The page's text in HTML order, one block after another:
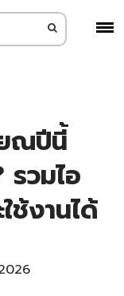
ณปีนี้
รวมไอ
ช้งานได้